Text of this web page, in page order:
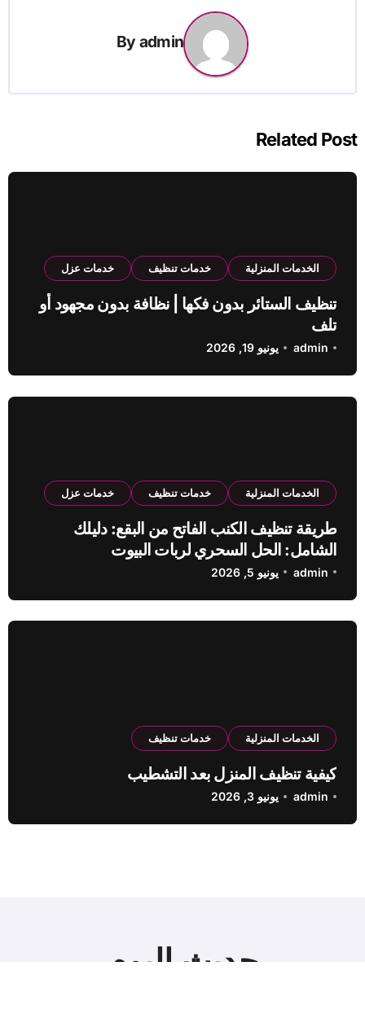
By admin
Related Post
الخدمات المنزلية خدمات تنظيف خدمات عزل
تنظيف الستائر بدون فكها | نظافة بدون مجهود أو
تلف
admin يونيو 19, 2026
الخدمات المنزلية خدمات تنظيف خدمات عزل
طريقة تنظيف الكنب الفاتح من البقع: دليلك
الشامل: الحل السحري لربات البيوت
admin يونيو 5, 2026
الخدمات المنزلية خدمات تنظيف
كيفية تنظيف المنزل بعد التشطيب
admin يونيو 3, 2026
حديث اليوم